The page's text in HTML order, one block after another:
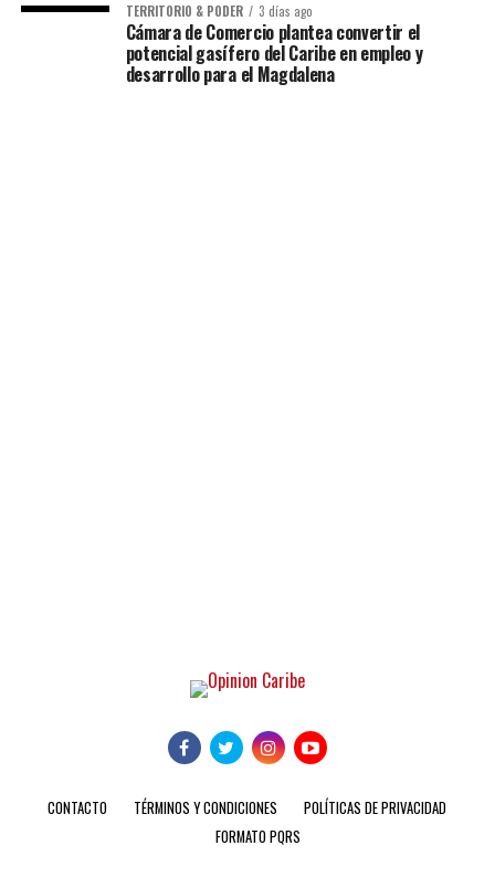
TERRITORIO & PODER 3 días ago
Cámara de Comercio plantea convertir el
potencial gasífero del Caribe en empleo y
desarrollo para el Magdalena
CONTACTO TÉRMINOS Y CONDICIONES
POLÍTICAS DE PRIVACIDAD
FORMATO PQRS